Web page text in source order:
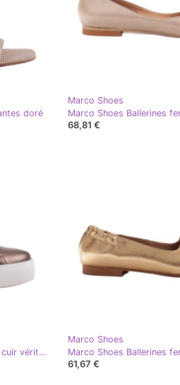
doré
Marco Shoes
68,81 €
Marco Shoes Baskets femme en cuir véritable sur semelle épaisse doré
Marco Shoes
61,67 €